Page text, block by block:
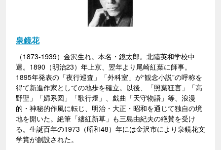
泉鏡花
（1873-1939）金沢生れ。本名・鏡太郎。北陸英和学校中
退。1890（明治23）年上京、翌年より尾崎紅葉に師事。
1895年発表の「夜行巡査」「外科室」が“観念小説”の呼称を
得て新進作家としての地歩を確立。以後、「照葉狂言」「高
野聖」「婦系図」「歌行燈」、戯曲「天守物語」等、浪漫
的・神秘的作風に転じ、明治・大正・昭和を通じて独自の境
地を開いた。絶筆「縷紅新草」も三島由紀夫の絶賛を受け
る。生誕百年の1973（昭和48）年には金沢市により泉鏡花文
学賞が創設された。